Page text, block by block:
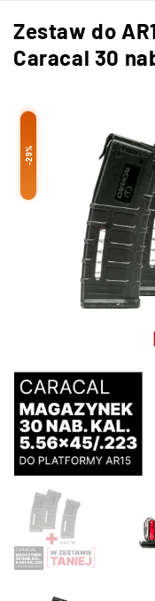
Zestaw do
Caracal 30
-29%